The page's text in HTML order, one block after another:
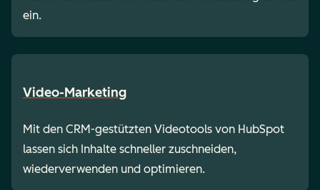
ein.
Video-Marketing
Mit den CRM-gestützten Videotools von HubSpot
lassen sich Inhalte schneller zuschneiden,
wiederverwenden und optimieren.